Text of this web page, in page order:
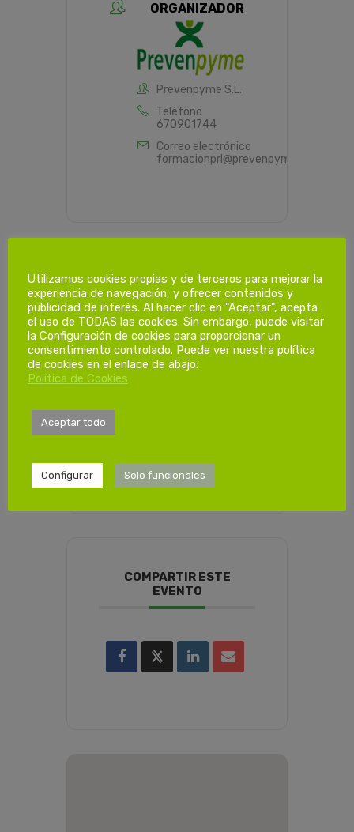
ORGANIZADOR
Prevenpyme S.L.
Teléfono
670901744
Correo electrónico
formacionprl@prevenpyme.es
PROGRAMACIÓN HORARIA
Dias de
formación.
COMPARTIR ESTE
EVENTO
Utilizamos cookies propias y de terceros para mejorar la
experiencia de navegación, y ofrecer contenidos y
publicidad de interés. Al hacer clic en "Aceptar", acepta
el uso de TODAS las cookies. Sin embargo, puede visitar
la Configuración de cookies para proporcionar un
consentimiento controlado. Puede ver nuestra política
de cookies en el enlace de abajo:
Política de Cookies
Aceptar todo
Configurar Solo funcionales